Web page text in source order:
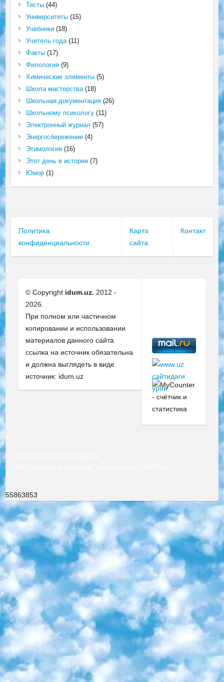
Тесты(44)
Университеты(15)
Учебники(18)
Учитель года(11)
Факты(17)
Филология(9)
Химические элементы(5)
Школа мастерства(18)
Школьная документация(26)
Школьному психологу(11)
Электронный журнал (57)
Энергосбережение(4)
Этимология(16)
Этот день в истории(7)
Юмор(1)
Политика
конфиденциальности
Карта
сайта
Контакт
© Copyright idum.uz. 2012 -
2026.
При полном или частичном
копировании и использовании
материалов данного сайта
ссылка на источник обязательна
и должна выглядеть в виде
источник: idum.uz
55863853